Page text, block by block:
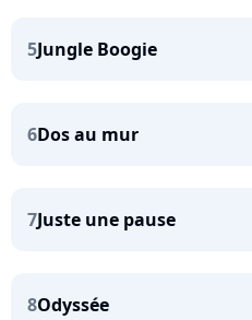
5Jungle Boogie
6Dos au mur
7Juste une pause
8Odyssée